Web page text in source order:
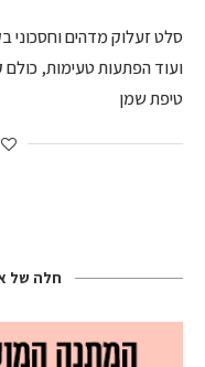
סלט זעלוק מדהים וחסכוני
ועוד הפתעות טעימות, כולם
טיפת שמן
חלה של